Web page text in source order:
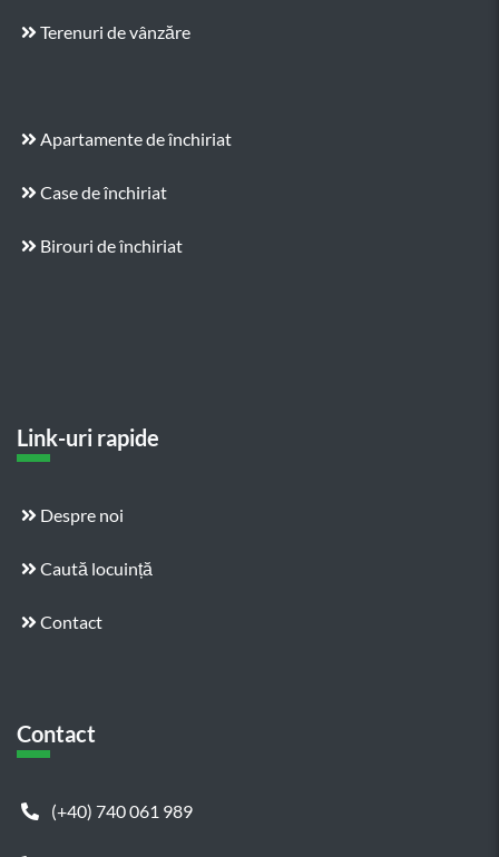
Terenuri de vânzăre
Apartamente de închiriat
Case de închiriat
Birouri de închiriat
Link-uri rapide
Despre noi
Caută locuință
Contact
Contact
(+40) 740 061 989